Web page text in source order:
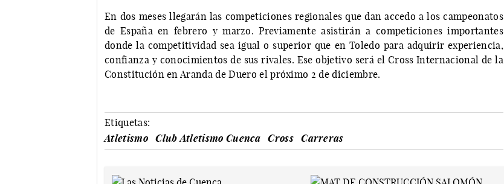
En dos meses llegarán las competiciones regionales que dan accedo a los campeonatos
de España en febrero y marzo. Previamente asistirán a competiciones importantes
donde la competitividad sea igual o superior que en Toledo para adquirir experiencia,
confianza y conocimientos de sus rivales. Ese objetivo será el Cross Internacional de la
Constitución en Aranda de Duero el próximo 2 de diciembre.
Etiquetas:
Atletismo
Club Atletismo Cuenca Cross Carreras